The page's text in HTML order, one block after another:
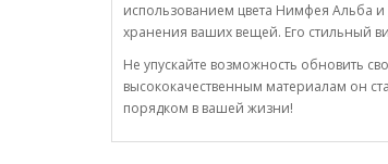
использованием цвета Нимфея Альба и
хранения ваших вещей. Его стильный
Не упускайте возможность обновить
высококачественным материалам он
порядком в вашей жизни!